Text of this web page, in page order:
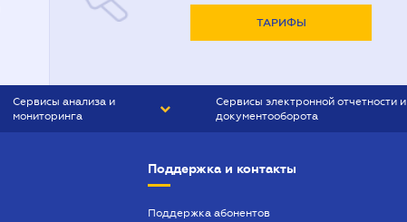
ТАРИФЫ
Сервисы анализа и
мониторинга
Сервисы электронной отчетности и
документооборота
Поддержка и контакты
Поддержка абонентов